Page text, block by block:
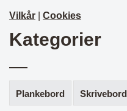
Vilkår Cookies
Kategorier
Plankebord Skrivebord